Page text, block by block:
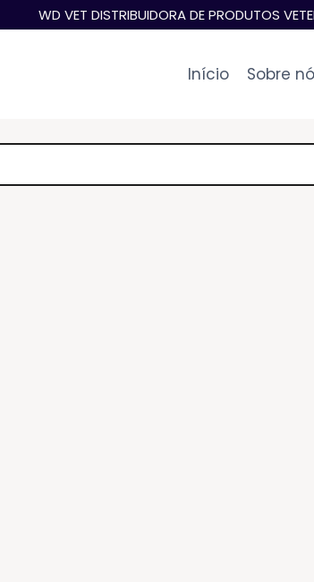
WD VET DISTRIBUIDORA DE PRODUTOS
Início Sobre